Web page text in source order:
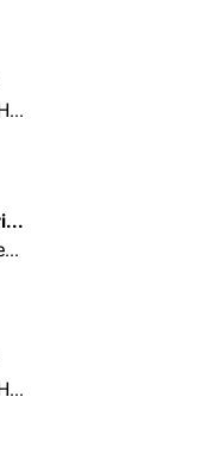
Student/in der Humanmedizin
Dr. med. Miriam Dodegge
DocCheck Team
Student/in der Humanmedizin